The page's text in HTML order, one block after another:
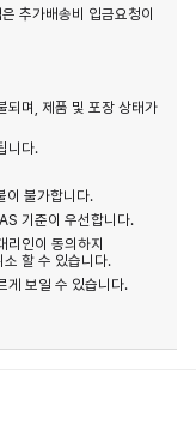
추가배송비 입금요청이
되며, 제품 및 포장 상태가
니다.
이 불가합니다.
기준이 우선합니다.
리인이 동의하지
할 수 있습니다.
게 보일 수 있습니다.